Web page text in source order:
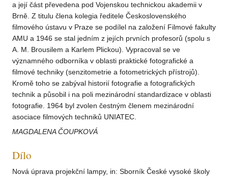
a její část převedena pod Vojenskou technickou akademii v
Brně. Z titulu člena kolegia ředitele Československého
filmového ústavu v Praze se podílel na založení Filmové fakulty
AMU a 1946 se stal jedním z jejích prvních profesorů (spolu s
A. M. Brousilem a Karlem Plickou). Vypracoval se ve
významného odborníka v oblasti praktické fotografické a
filmové techniky (senzitometrie a fotometrických přístrojů).
Kromě toho se zabýval historií fotografie a fotografických
technik a působil i na poli mezinárodní standardizace v oblasti
fotografie. 1964 byl zvolen čestným členem mezinárodní
asociace filmových techniků UNIATEC.
MAGDALENA ČOUPKOVÁ
Dílo
Nová úprava projekční lampy, in: Sborník České vysoké školy